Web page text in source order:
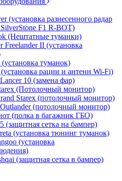
(установка разнесенного радар
SilverStone F1 R-BOT)
(Нештатные туманки)
Freelander II (установка
(установка туманок)
рации и антенн Wi-Fi)
10 (замена фар)
(Потолочный монитор)
Starex (потолочный монитор)
(потолочный монитор)
(полка в багажник ГБО)
(защитная сетка на бампер)
(установка тюнинг туманок)
(установка
(защитная сетка в бампер)